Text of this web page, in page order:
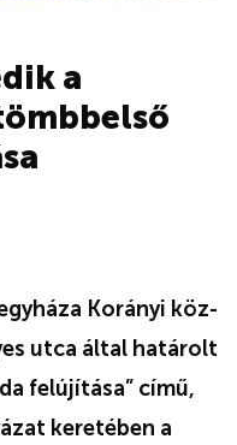
a
Korányi köz-
utca által határolt
felújítása” című,
keretében a